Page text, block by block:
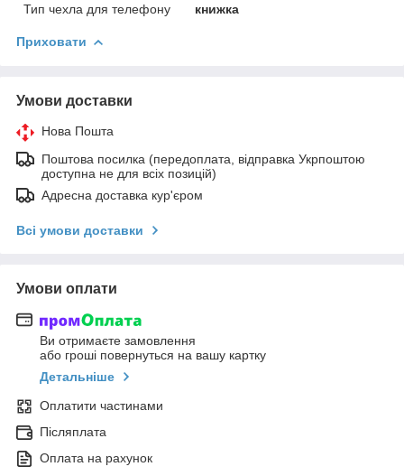
Тип чехла для телефону
книжка
Приховати
Умови доставки
Нова Пошта
Поштова посилка (передоплата, відправка Укрпоштою
доступна не для всіх позицій)
Адресна доставка кур'єром
Всі умови доставки
Умови оплати
Ви отримаєте замовлення
або гроші повернуться на вашу картку
Детальніше
Оплатити частинами
Післяплата
Оплата на рахунок